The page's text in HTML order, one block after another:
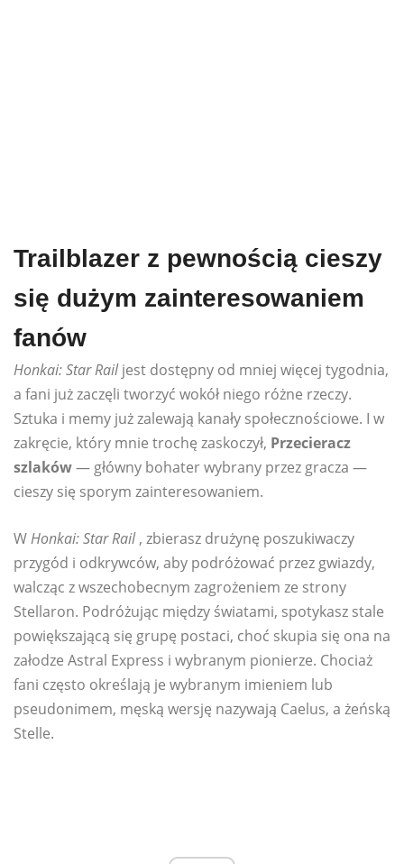
Trailblazer z pewnością cieszy
się dużym zainteresowaniem
fanów
Honkai: Star Railjest dostępny od mniej więcej tygodnia,
a fani już zaczęli tworzyć wokół niego różne rzeczy.
Sztuka i memy już zalewają kanały społecznościowe. I w
zakręcie, który mnie trochę zaskoczył, Przecieracz
szlaków— główny bohater wybrany przez gracza —
cieszy się sporym zainteresowaniem.
WHonkai: Star Rail, zbierasz drużynę poszukiwaczy
przygód i odkrywców, aby podróżować przez gwiazdy,
walcząc z wszechobecnym zagrożeniem ze strony
Stellaron. Podróżując między światami, spotykasz stale
powiększającą się grupę postaci, choć skupia się ona na
załodze Astral Express i wybranym pionierze. Chociaż
fani często określają je wybranym imieniem lub
pseudonimem, męską wersję nazywają Caelus, a żeńską
Stelle.